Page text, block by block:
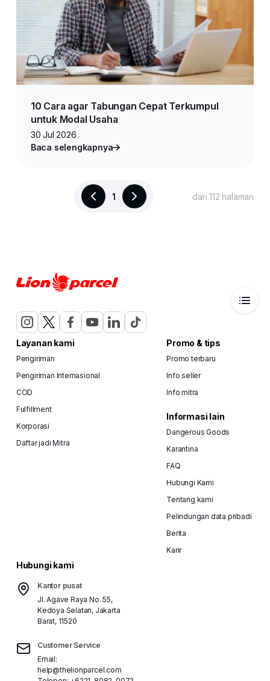
10 Cara agar Tabungan Cepat Terkumpul
untuk Modal Usaha
30 Jul 2026
Baca selengkapnya
1 dari 112 halaman
Layanan kami
Pengiriman
Pengiriman Internasional
COD
Fulfillment
Korporasi
Daftar jadi Mitra
Promo & tips
Promo terbaru
Info seller
Info mitra
Informasi lain
Dangerous Goods
Karantina
FAQ
Hubungi Kami
Tentang kami
Pelindungan data pribadi
Berita
Karir
Hubungi kami
Kantor pusat
Jl. Agave Raya No. 55,
Kedoya Selatan, Jakarta
Barat, 11520
Customer Service
Email:
help@thelionparcel.com